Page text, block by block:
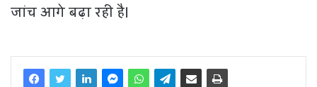
जांच आगे बढ़ा रही है।